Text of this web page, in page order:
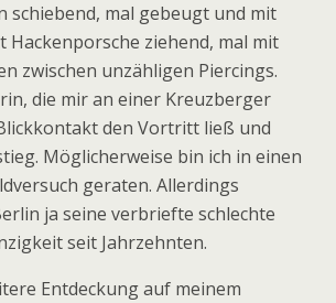
schiebend, mal gebeugt und mit
Hackenporsche ziehend, mal mit
zwischen unzähligen Piercings.
die mir an einer Kreuzberger
den Vortritt ließ und
Möglicherweise bin ich in einen
geraten. Allerdings
ja seine verbriefte schlechte
seit Jahrzehnten.
Entdeckung auf meinem